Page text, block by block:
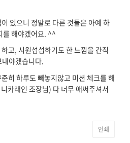
있으니 정말로 다른 것들은 아예 하
를 해야겠어요. ^^
고, 시원섭섭하기도 한 느낌을 간직
야겠습니다.
히 하루도 빼놓지않고 미션 체크를 해
카래인 조장님) 다 너무 애써주셔서
인쇄